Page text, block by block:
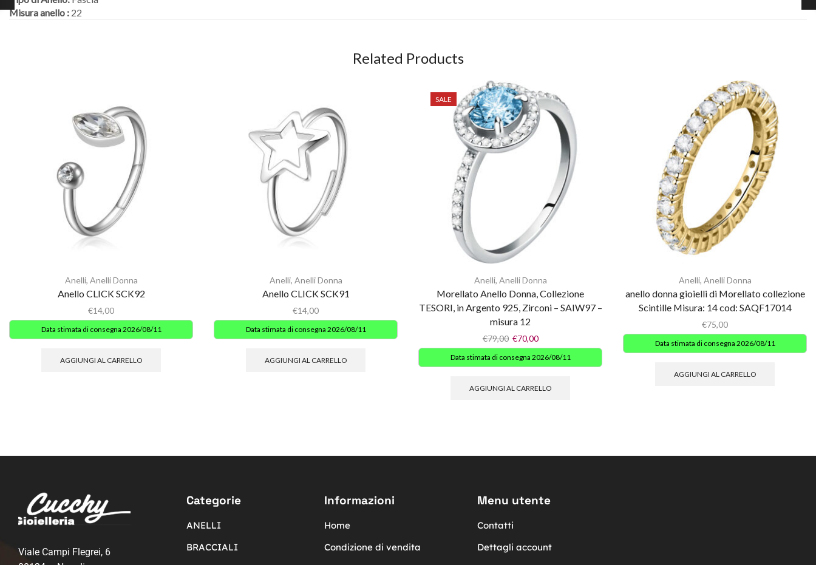
Misura anello : 22
Related Products
Anelli, Anelli Donna
Anello CLICK SCK92
€14,00
Data stimata di consegna 2026/08/11
AGGIUNGI AL CARRELLO
Anelli, Anelli Donna
Anello CLICK SCK91
€14,00
Data stimata di consegna 2026/08/11
AGGIUNGI AL CARRELLO
SALE
Anelli, Anelli Donna
Morellato Anello Donna, Collezione
TESORI, in Argento 925, Zirconi – SAIW97 –
misura 12
€79,00 €70,00
Data stimata di consegna 2026/08/11
AGGIUNGI AL CARRELLO
Anelli, Anelli Donna
anello donna gioielli di Morellato collezione
Scintille Misura: 14 cod: SAQF17014
€75,00
Data stimata di consegna 2026/08/11
AGGIUNGI AL CARRELLO
Viale Campi Flegrei, 6
Categorie
ANELLI
BRACCIALI
Informazioni
Home
Condizione di vendita
Menu utente
Contatti
Dettagli account